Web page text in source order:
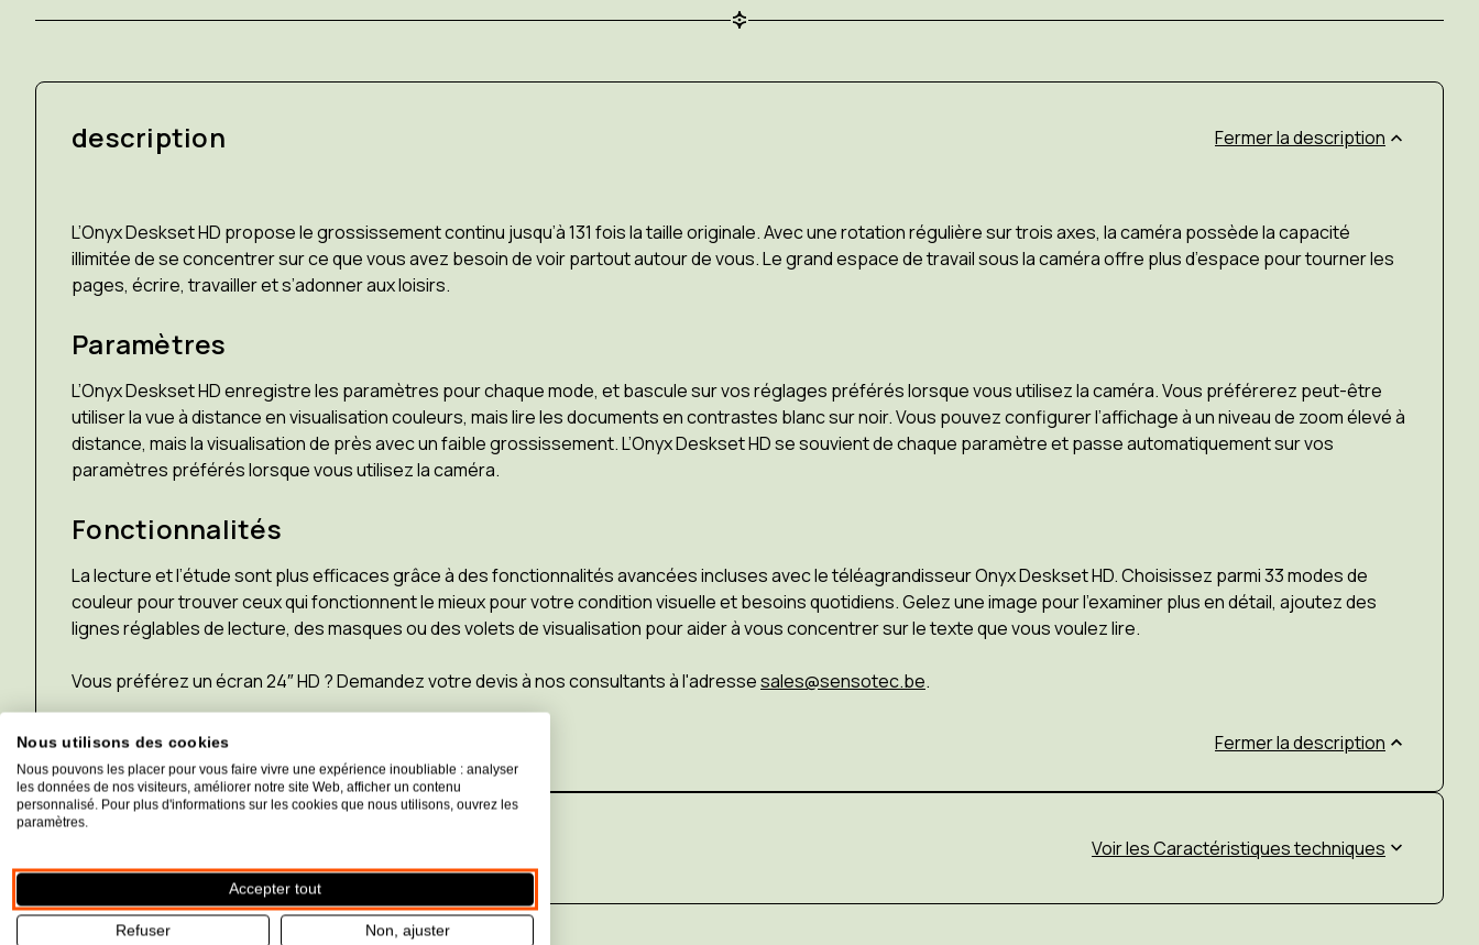
description description
L’Onyx Deskset HD propose le grossissement continu jusqu’à 131 fois la taille originale. Avec une rotation régulière sur trois axes, la caméra possède la capacité
illimitée de se concentrer sur ce que vous avez besoin de voir partout autour de vous. Le grand espace de travail sous la caméra offre plus d’espace pour tourner les
pages, écrire, travailler et s’adonner aux loisirs.
Paramètres
L’Onyx Deskset HD enregistre les paramètres pour chaque mode, et bascule sur vos réglages préférés lorsque vous utilisez la caméra. Vous préférerez peut-être
utiliser la vue à distance en visualisation couleurs, mais lire les documents en contrastes blanc sur noir. Vous pouvez configurer l’affichage à un niveau de zoom élevé à
distance, mais la visualisation de près avec un faible grossissement. L’Onyx Deskset HD se souvient de chaque paramètre et passe automatiquement sur vos
paramètres préférés lorsque vous utilisez la caméra.
Fonctionnalités
La lecture et l’étude sont plus efficaces grâce à des fonctionnalités avancées incluses avec le téléagrandisseur Onyx Deskset HD. Choisissez parmi 33 modes de
couleur pour trouver ceux qui fonctionnent le mieux pour votre condition visuelle et besoins quotidiens. Gelez une image pour l’examiner plus en détail, ajoutez des
lignes réglables de lecture, des masques ou des volets de visualisation pour aider à vous concentrer sur le texte que vous voulez lire.
Vous préférez un écran 24″ HD ? Demandez votre devis à nos consultants à l'adressesales@sensotec.be.
Fermer la description
Caractéristiques techniques
Nous utilisons des cookies
Nous pouvons les placer pour vous faire vivre une expérience inoubliable : analyser
les données de nos visiteurs, améliorer notre site Web, afficher un contenu
personnalisé. Pour plus d'informations sur les cookies que nous utilisons, ouvrez les
paramètres.
Accepter tout
Refuser Non, ajuster